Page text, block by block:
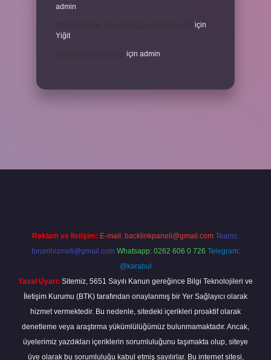
admin
için
Yiğit
için admin
Reklam ve İletişim: E-mail: backlinkpaneli@gmail.com Teams:
forumhizmeti@gmail.com Whatsapp: 0262 606 0 726 Telegram:
@karabul
Yasal Uyarı: Sitemiz, 5651 Sayılı Kanun gereğince Bilgi Teknolojileri ve
İletişim Kurumu (BTK) tarafından onaylanmış bir Yer Sağlayıcı olarak
hizmet vermektedir. Bu nedenle, sitedeki içerikleri proaktif olarak
denetleme veya araştırma yükümlülüğümüz bulunmamaktadır. Ancak,
üyelerimiz yazdıkları içeriklerin sorumluluğunu taşımakta olup, siteye
üye olarak bu sorumluluğu kabul etmiş sayılırlar. Bu internet sitesi,